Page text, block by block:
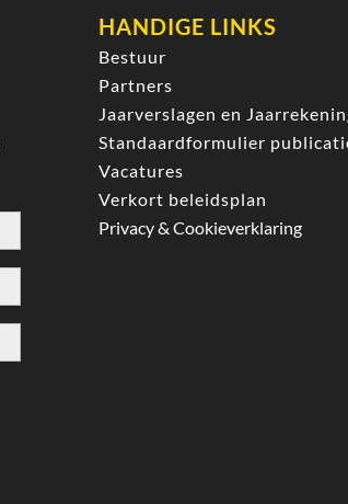
HANDIGE LINKS
Bestuur
Partners
Jaarverslagen en
Standaardformulier
Vacatures
Verkort beleidsplan
Privacy & Cookieverklaring